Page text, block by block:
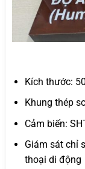
Kích thước:
Khung thép
Cảm biến:
Giám sát chỉ
thoại di động